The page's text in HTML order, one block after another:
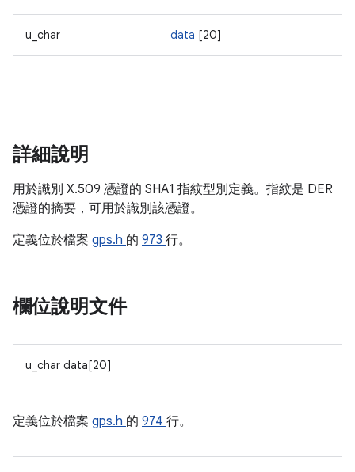
u_char data [20]
詳細說明
用於識別 X.509 憑證的 SHA1 指紋型別定義。指紋是 DER
憑證的摘要，可用於識別該憑證。
定義位於檔案 gps.h 的 973 行。
欄位說明文件
u_char data[20]
定義位於檔案 gps.h 的 974 行。